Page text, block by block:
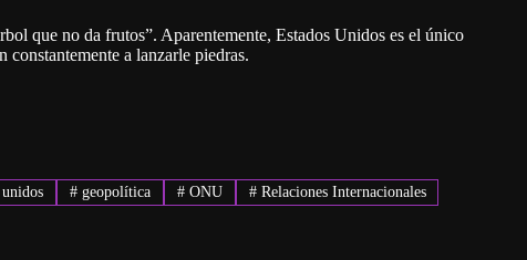
que no da frutos”. Aparentemente, Estados Unidos es el único
a lanzarle piedras.
unidos # geopolítica #ONU #Relaciones Internacionales